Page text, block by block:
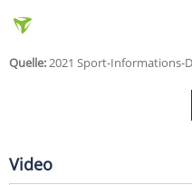
Quelle:2021 Sport-Informations-
Video